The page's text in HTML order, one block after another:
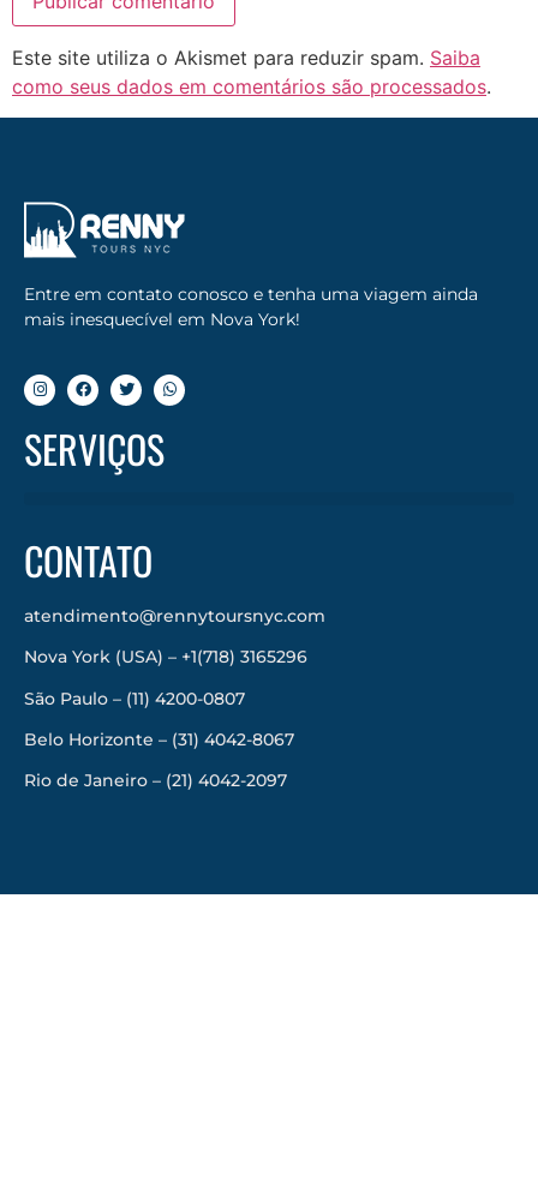
Este site utiliza o Akismet para reduzir spam. Saiba
como seus dados em comentários são processados.
Entre em contato conosco e tenha uma viagem ainda
mais inesquecível em Nova York!
SERVIÇOS
CONTATO
atendimento@rennytoursnyc.com
Nova York (USA) – +1(718) 3165296
São Paulo – (11) 4200-0807
Belo Horizonte – (31) 4042-8067
Rio de Janeiro – (21) 4042-2097